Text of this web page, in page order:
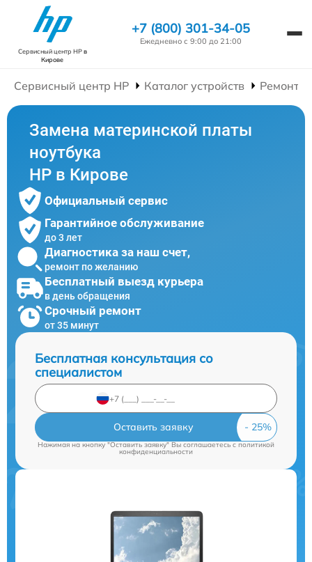
Сервисный центр HPв
Кирове
+7 (800) 301-34-05
Ежедневно с 9:00 до 21:00
Сервисный центр HP Каталог устройств Ремонт
Замена материнской платы
ноутбука
HP в Кирове
Официальный сервис
Гарантийное обслуживание
до 3 лет
Диагностика за наш счет,
ремонт по желанию
Бесплатный выезд курьера
в день обращения
Срочный ремонт
от 35 минут
Бесплатная консультация со
специалистом
Оставить заявку
Нажимая на кнопку "Оставить заявку" Вы соглашаетесь cполитикой
конфиденциальности